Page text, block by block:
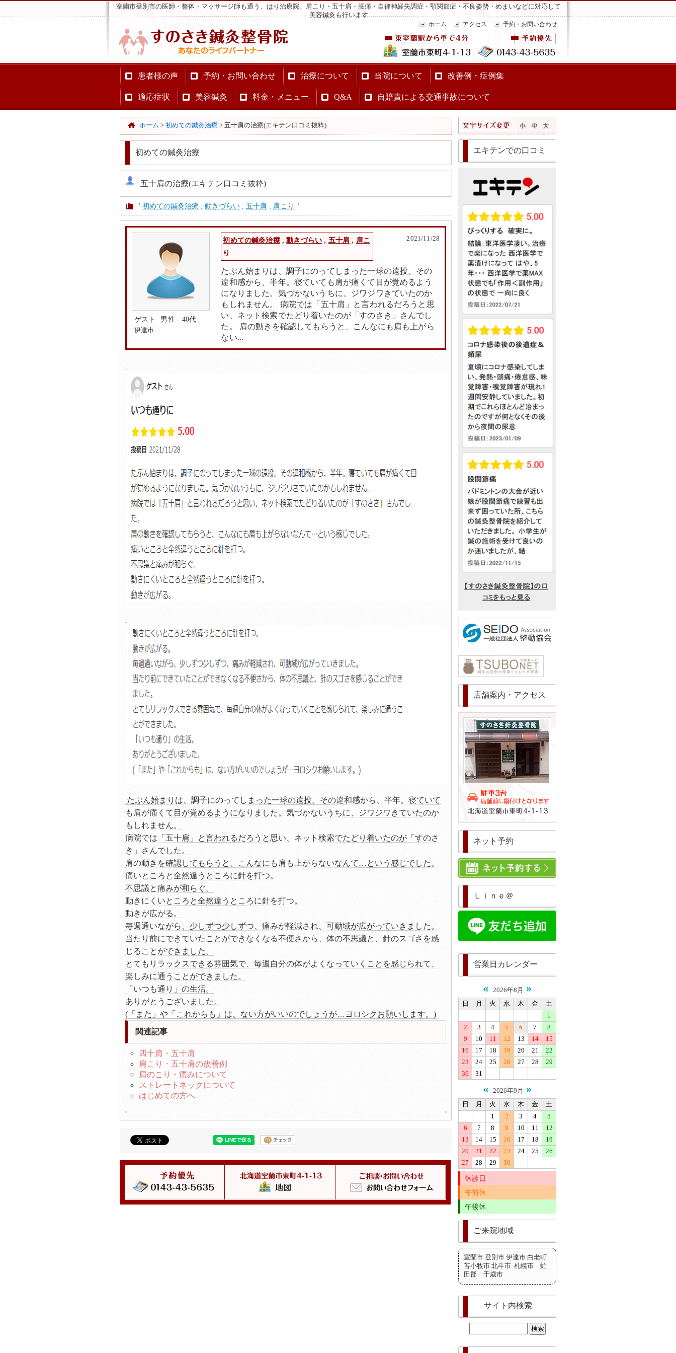
室蘭市登別市の医師・整体・マッサージ師も通う、はり治療院。肩こり・五十肩・腰痛・自律神経失調症・顎関節症・不良姿勢・めまいなどに対応して
美容鍼灸も行います
ホーム
アクセス 予約・お問い合わせ
患者様の声 予約・お問い合わせ 治療について 当院について 改善例・症例集
適応症状 美容鍼灸 料金・メニュー Q&A 自賠責による交通事故について
ホーム > 初めての鍼灸治療 > 五十肩の治療(エキテン口コミ抜粋)
初めての鍼灸治療
五十肩の治療(エキテン口コミ抜粋)
" 初めての鍼灸治療 動きづらい 五十肩 肩こり "
ゲスト 男性 40代
伊達市
初めての鍼灸治療,動きづらい , 五十肩 , 肩こ
り
2021/11/28
たぶん始まりは、調子にのってしまった一球の遠投。その
違和感から、半年。寝ていても肩が痛くて目が覚めるよう
になりました。気づかないうちに、ジワジワきていたのか
もしれません。 病院では「五十肩」と言われるだろうと思
い、ネット検索でたどり着いたのが「すのさき」さんでし
た。 肩の動きを確認してもらうと、こんなにも肩も上がら
ない...
たぶん始まりは、調子にのってしまった一球の遠投。その違和感から、半年。寝ていて
も肩が痛くて目が覚めるようになりました。気づかないうちに、ジワジワきていたのか
もしれません。
病院では「五十肩」と言われるだろうと思い、ネット検索でたどり着いたのが「すのさ
き」さんでした。
肩の動きを確認してもらうと、こんなにも肩も上がらないなんて…という感じでした。
痛いところと全然違うところに針を打つ。
不思議と痛みが和らぐ。
動きにくいところと全然違うところに針を打つ。
動きが広がる。
毎週通いながら、少しずつ少しずつ、痛みが軽減され、可動域が広がっていきました。
当たり前にできていたことができなくなる不便さから、体の不思議と、針のスゴさを感
じることができました。
とてもリラックスできる雰囲気で、毎週自分の体がよくなっていくことを感じられて、
楽しみに通うことができました。
「いつも通り」の生活。
ありがとうございました。
(「また」や「これからも」は、ない方がいいのでしょうが…ヨロシクお願いします。)
関連記事
四十肩・五十肩
肩こり・五十肩の改善例
肩のこり・痛みについて
ストレートネックについて
はじめての方へ
エキテンでの口コミ
店舗案内・アクセス
ネット予約
Ｌｉｎｅ＠
営業日カレンダー
« 2026年8月 »
日 月 火 水 木 金
土
1
2
3 4 5 6 7
8
9
10 11 12 13 14
15
16
17 18 19 20 21
22
23
24 25 26 27 28
29
30
31
« 2026年9月 »
日 月 火 水 木 金
土
1
2 3 4
5
6
7 8 9 10 11
12
13
14 15 16 17 18
19
20
21 22 23 24 25
26
27
28 29 30
休診日
午前休
午後休
ご来院地域
室蘭市 登別市 伊達市 白老町
苫小牧市 北斗市 札幌市 虻
田郡 千歳市
サイト内検索